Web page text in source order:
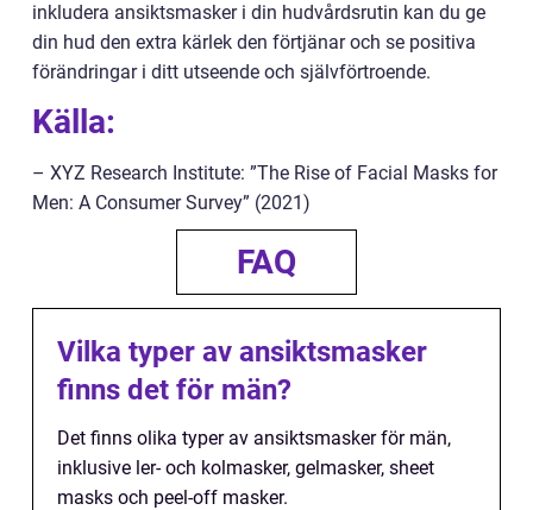
inkludera ansiktsmasker i din hudvårdsrutin kan du ge
din hud den extra kärlek den förtjänar och se positiva
förändringar i ditt utseende och självförtroende.
Källa:
– XYZ Research Institute: ”The Rise of Facial Masks for
Men: A Consumer Survey” (2021)
FAQ
Vilka typer av ansiktsmasker
finns det för män?
Det finns olika typer av ansiktsmasker för män,
inklusive ler- och kolmasker, gelmasker, sheet
masks och peel-off masker.